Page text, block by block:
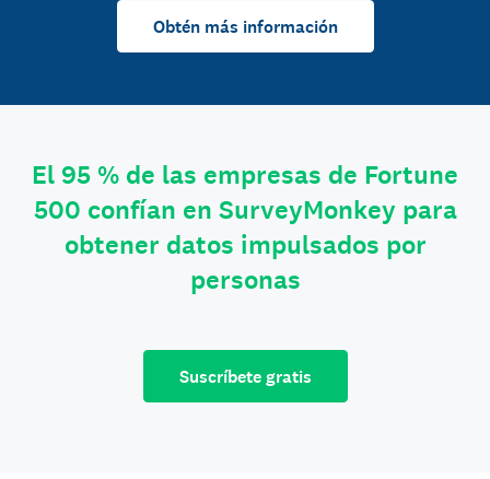
Obtén más información
El 95 % de las empresas de Fortune
500 confían en SurveyMonkey para
obtener datos impulsados por
personas
Suscríbete gratis